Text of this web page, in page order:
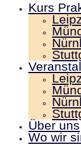
Kurs
Über uns
Wo wir